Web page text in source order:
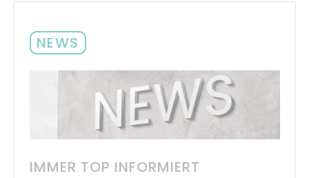
NEWS
IMMER TOP INFORMIERT